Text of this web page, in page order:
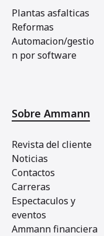
Plantas asfalticas
Reformas
Automacion/gestio
n por software
Sobre Ammann
Revista del cliente
Noticias
Contactos
Carreras
Espectaculos y
eventos
Ammann financiera